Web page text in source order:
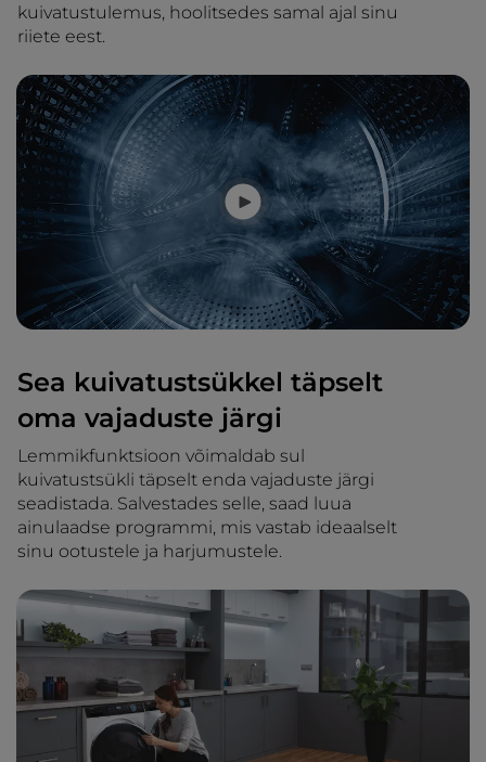
kuivatustulemus, hoolitsedes samal ajal sinu
riiete eest.
Sea kuivatustsükkel täpselt
oma vajaduste järgi
Lemmikfunktsioon võimaldab sul
kuivatustsükli täpselt enda vajaduste järgi
seadistada. Salvestades selle, saad luua
ainulaadse programmi, mis vastab ideaalselt
sinu ootustele ja harjumustele.